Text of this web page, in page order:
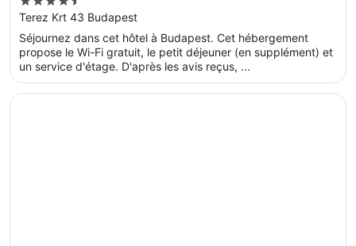
out
of
5
Terez Krt 43 Budapest
Séjournez dans cet hôtel à Budapest. Cet hébergement
propose le Wi-Fi gratuit, le petit déjeuner (en supplément) et
un service d'étage. D'après les avis reçus, ...
S’ouvre dans une nouvelle fenêtre
Park Plaza Budapest